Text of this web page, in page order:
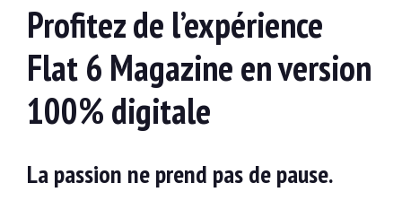
Profitez de l’expérience
Flat 6 Magazine en version
100% digitale
La passion ne prend pas de pause.